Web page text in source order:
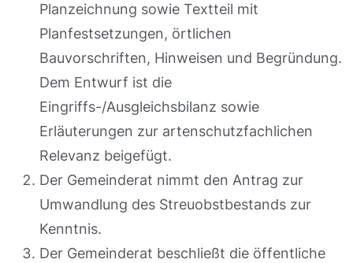
Planzeichnung sowie Textteil mit
Planfestsetzungen, örtlichen
Bauvorschriften, Hinweisen und Begründung.
Dem Entwurf ist die
Eingriffs-/Ausgleichsbilanz sowie
Erläuterungen zur artenschutzfachlichen
Relevanz beigefügt.
Der Gemeinderat nimmt den Antrag zur
Umwandlung des Streuobstbestands zur
Kenntnis.
Der Gemeinderat beschließt die öffentliche